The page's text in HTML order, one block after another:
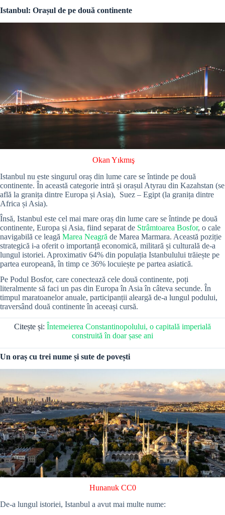
Istanbul: Orașul de pe două continente
Okan Yıkmış
Istanbul nu este singurul oraș din lume care se întinde pe două
continente. În această categorie intră și orașul Atyrau din Kazahstan (se
află la granița dintre Europa și Asia), Suez – Egipt (la granița dintre
Africa și Asia).
Însă, Istanbul este cel mai mare oraș din lume care se întinde pe două
continente, Europa și Asia, fiind separat de Strâmtoarea Bosfor, o cale
navigabilă ce leagă Marea Neagră de Marea Marmara. Această poziție
strategică i-a oferit o importanță economică, militară și culturală de-a
lungul istoriei. Aproximativ 64% din populația Istanbulului trăiește pe
partea europeană, în timp ce 36% locuiește pe partea asiatică.
Pe Podul Bosfor, care conectează cele două continente, poți
literalmente să faci un pas din Europa în Asia în câteva secunde. În
timpul maratoanelor anuale, participanții aleargă de-a lungul podului,
traversând două continente în aceeași cursă.
Citește și: Întemeierea Constantinopolului, o capitală imperială
construită în doar șase ani
Un oraș cu trei nume și sute de povești
Hunanuk CC0
De-a lungul istoriei, Istanbul a avut mai multe nume: